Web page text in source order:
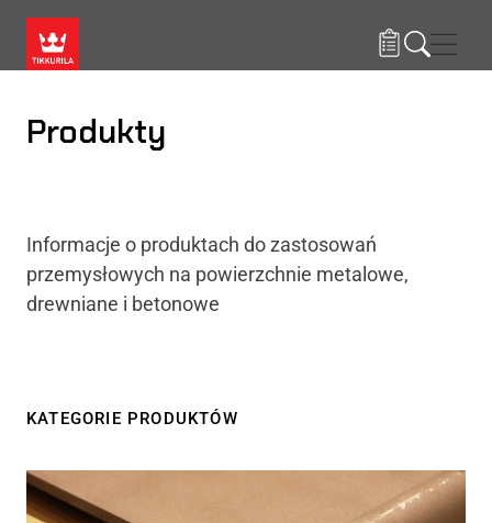
Produkty
Informacje o produktach do zastosowań
przemysłowych na powierzchnie metalowe,
drewniane i betonowe
KATEGORIE PRODUKTÓW